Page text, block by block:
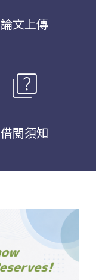
論文上傳
quiz
借閱須知